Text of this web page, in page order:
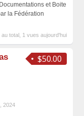
et Boite
la Fédération
total, 1 vues aujourd'hui
$50.00
2024